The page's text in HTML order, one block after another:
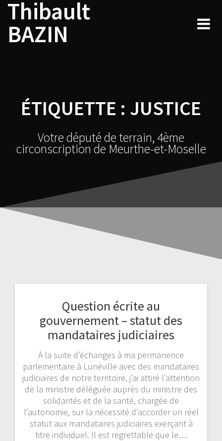
Skip
content
Thibault
BAZIN
ÉTIQUETTE : JUSTICE
Votre député de terrain, 4ème
circonscription de Meurthe-et-Moselle
Question écrite au
gouvernement – statut des
mandataires judiciaires
À la suite d’échanges à ma permanence
parlementaire à Lunéville avec des mandataires
judiciaires de notre territoire, j’ai attiré l’attention
de la ministre déléguée auprès du ministre des
solidarités et de la santé, chargée de
l’autonomie, sur la nécessité d’accorder un réel
statut aux mandataires judiciaires exerçant à
titre individuel. Il est regrettable que le…
Navigation
au
articles